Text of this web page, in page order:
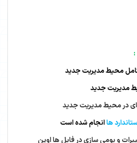
محیط مدیریت جدید
مدیریت جدید
در محیط مدیریت جدید
هاانجام شده است
و بومی سازی در فایل ها اوپن